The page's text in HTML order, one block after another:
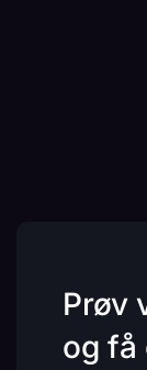
Prøv
og få